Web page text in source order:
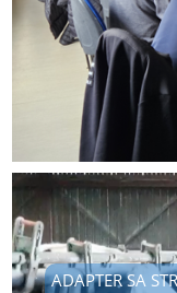
ADAPTER SA